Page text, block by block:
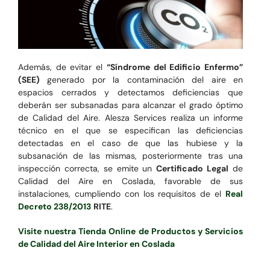
Además, de evitar el “Síndrome del Edificio Enfermo”
(SEE) generado por la contaminación del aire en
espacios cerrados y detectamos deficiencias que
deberán ser subsanadas para alcanzar el grado óptimo
de Calidad del Aire. Alesza Services realiza un informe
técnico en el que se especifican las deficiencias
detectadas en el caso de que las hubiese y la
subsanación de las mismas, posteriormente tras una
inspección correcta, se emite unCertificado Legal de
Calidad del Aire en Coslada, favorable de sus
instalaciones, cumpliendo con los requisitos de el Real
Decreto 238/2013 RITE.
Visite nuestra Tienda Online de Productos y Servicios
de Calidad del Aire Interior en Coslada